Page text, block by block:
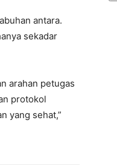
antara.
sekadar
arahan petugas
protokol
yang sehat,”